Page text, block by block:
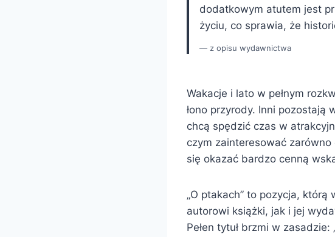
dodatkowym atutem jest
życiu, co sprawia, że
z opisu wydawnictwa
Wakacje i lato w pełnym
łono przyrody. Inni pozostają
chcą spędzić czas w
czym zainteresować zarówno
się okazać bardzo cenną
„O ptakach” to pozycja,
autorowi książki, jak i jej
Pełen tytuł brzmi w